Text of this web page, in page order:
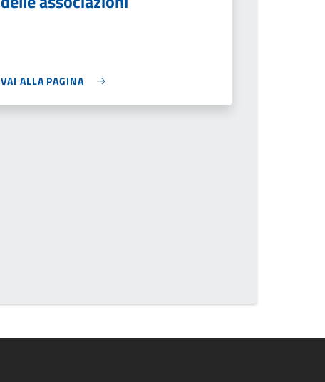
VAI ALLA PAGINA